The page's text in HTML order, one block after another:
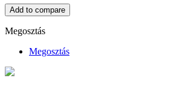
Add to compare
Megosztás
Megosztás